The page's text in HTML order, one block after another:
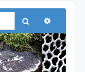
Rechercher